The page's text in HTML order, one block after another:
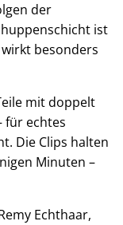
der
ist
besonders
mit doppelt
für echtes
Die Clips halten
Minuten –
Echthaar,